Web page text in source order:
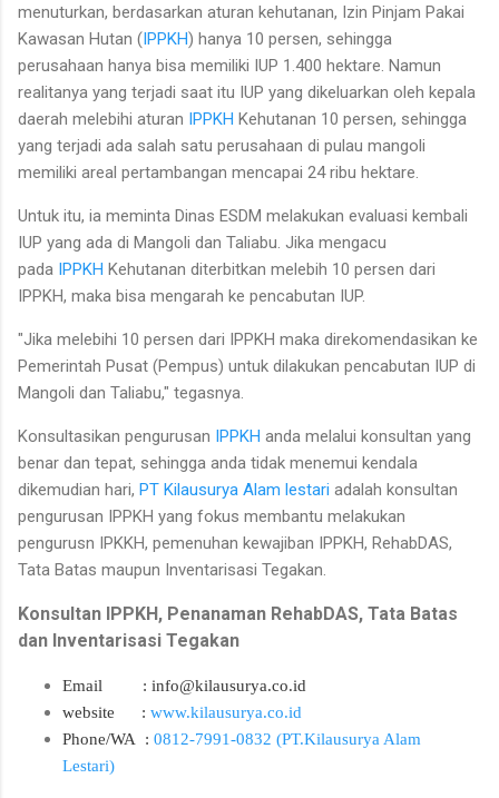
menuturkan, berdasarkan aturan kehutanan, Izin Pinjam Pakai
Kawasan Hutan (IPPKH) hanya 10 persen, sehingga
perusahaan hanya bisa memiliki IUP 1.400 hektare. Namun
realitanya yang terjadi saat itu IUP yang dikeluarkan oleh kepala
daerah melebihi aturan IPPKH Kehutanan 10 persen, sehingga
yang terjadi ada salah satu perusahaan di pulau mangoli
memiliki areal pertambangan mencapai 24 ribu hektare.
Untuk itu, ia meminta Dinas ESDM melakukan evaluasi kembali
IUP yang ada di Mangoli dan Taliabu. Jika mengacu
pada IPPKH Kehutanan diterbitkan melebih 10 persen dari
IPPKH, maka bisa mengarah ke pencabutan IUP.
"Jika melebihi 10 persen dari IPPKH maka direkomendasikan ke
Pemerintah Pusat (Pempus) untuk dilakukan pencabutan IUP di
Mangoli dan Taliabu," tegasnya.
Konsultasikan pengurusan IPPKH anda melalui konsultan yang
benar dan tepat, sehingga anda tidak menemui kendala
dikemudian hari, PT Kilausurya Alam lestari adalah konsultan
pengurusan IPPKH yang fokus membantu melakukan
pengurusn IPKKH, pemenuhan kewajiban IPPKH, RehabDAS,
Tata Batas maupun Inventarisasi Tegakan.
Konsultan IPPKH, Penanaman RehabDAS, Tata Batas
dan Inventarisasi Tegakan
Email : info@kilausurya.co.id
website
: www.kilausurya.co.id
Phone/WA : 0812-7991-0832 (PT.Kilausurya Alam
Lestari)